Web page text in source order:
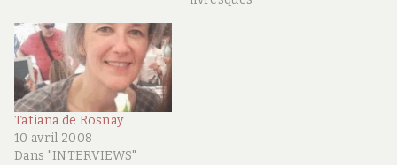
Tatiana de Rosnay
10 avril 2008
Dans "INTERVIEWS"